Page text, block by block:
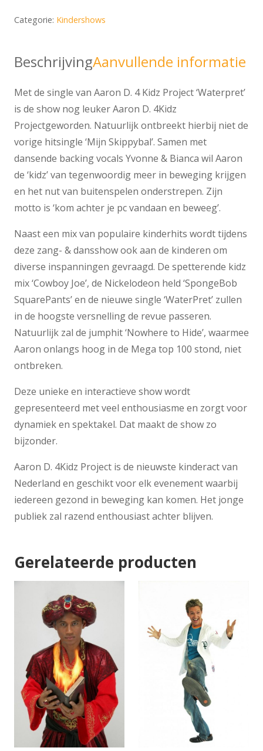
Categorie: Kindershows
BeschrijvingAanvullende informatie
Met de single van Aaron D. 4 Kidz Project ‘Waterpret’
is de show nog leuker Aaron D. 4Kidz
Projectgeworden. Natuurlijk ontbreekt hierbij niet de
vorige hitsingle ‘Mijn Skippybal’. Samen met
dansende backing vocals Yvonne & Bianca wil Aaron
de ‘kidz’ van tegenwoordig meer in beweging krijgen
en het nut van buitenspelen onderstrepen. Zijn
motto is ‘kom achter je pc vandaan en beweeg’.
Naast een mix van populaire kinderhits wordt tijdens
deze zang- & dansshow ook aan de kinderen om
diverse inspanningen gevraagd. De spetterende kidz
mix ‘Cowboy Joe’, de Nickelodeon held ‘SpongeBob
SquarePants’ en de nieuwe single ‘WaterPret’ zullen
in de hoogste versnelling de revue passeren.
Natuurlijk zal de jumphit ‘Nowhere to Hide’, waarmee
Aaron onlangs hoog in de Mega top 100 stond, niet
ontbreken.
Deze unieke en interactieve show wordt
gepresenteerd met veel enthousiasme en zorgt voor
dynamiek en spektakel. Dat maakt de show zo
bijzonder.
Aaron D. 4Kidz Project is de nieuwste kinderact van
Nederland en geschikt voor elk evenement waarbij
iedereen gezond in beweging kan komen. Het jonge
publiek zal razend enthousiast achter blijven.
Gerelateerde producten